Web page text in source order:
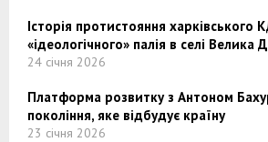
Історія протистояння харківського
«ідеологічного» палія в селі Велика
24 січня 2026
Платформа розвитку з Антоном
покоління, яке відбудує країну
23 січня 2026